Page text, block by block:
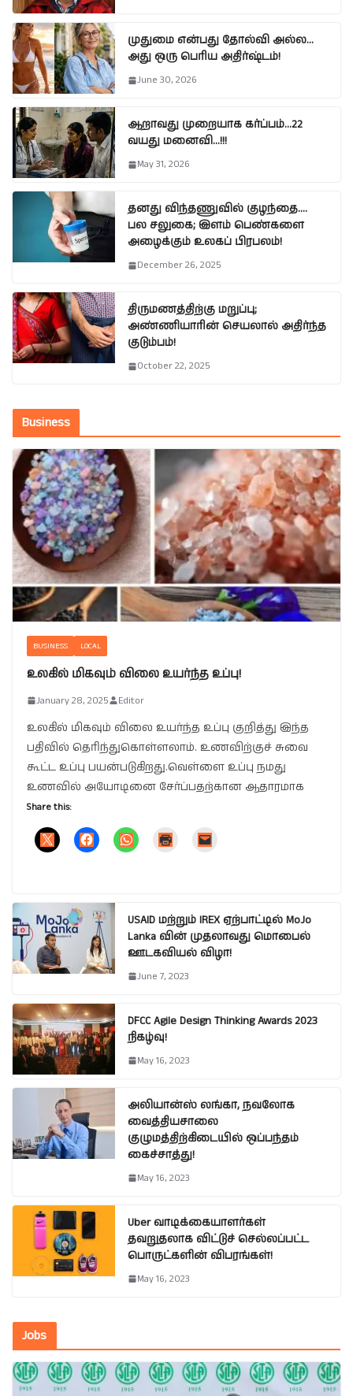
முதுமை என்பது தோல்வி அல்ல…
அது ஒரு பெரிய அதிர்ஷ்டம்!
June 30, 2026
ஆறாவது முறையாக கர்ப்பம்…22
வயது மனைவி…!!!
May 31, 2026
தனது விந்தணுவில் குழந்தை….
பல சலுகை; இளம் பெண்களை
அழைக்கும் உலகப் பிரபலம்!
December 26, 2025
திருமணத்திற்கு மறுப்பு;
அண்ணியாரின் செயலால் அதிர்ந்த
குடும்பம்!
October 22, 2025
Business
BUSINESS LOCAL
உலகில் மிகவும் விலை உயர்ந்த உப்பு!
January 28, 2025 Editor
உலகில் மிகவும் விலை உயர்ந்த உப்பு குறித்து இந்த
பதிவில் தெரிந்துகொள்ளலாம். உணவிற்குச் சுவை
கூட்ட உப்பு பயன்படுகிறது.வெள்ளை உப்பு நமது
உணவில் அயோடினை சேர்ப்பதற்கான ஆதாரமாக
Share this:
USAID மற்றும் IREX ஏற்பாட்டில் MoJo
Lanka வின் முதலாவது மொபைல்
ஊடகவியல் விழா!
June 7, 2023
DFCC Agile Design Thinking Awards 2023
நிகழ்வு!
May 16, 2023
அலியான்ஸ் லங்கா, நவலோக
வைத்தியசாலை
குழுமத்திற்கிடையில் ஒப்பந்தம்
கைச்சாத்து!
May 16, 2023
Uber வாடிக்கையாளர்கள்
தவறுதலாக விட்டுச் செல்லப்பட்ட
பொருட்களின் விபரங்கள்!
May 16, 2023
Jobs